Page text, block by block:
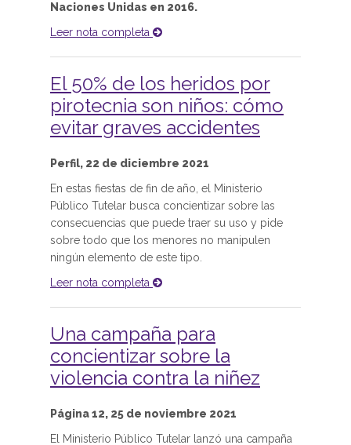
Naciones Unidas en 2016.
Leer nota completa
El 50% de los heridos por
pirotecnia son niños: cómo
evitar graves accidentes
Perfil, 22 de diciembre 2021
En estas fiestas de fin de año, el Ministerio
Público Tutelar busca concientizar sobre las
consecuencias que puede traer su uso y pide
sobre todo que los menores no manipulen
ningún elemento de este tipo.
Leer nota completa
Una campaña para
concientizar sobre la
violencia contra la niñez
Página 12, 25 de noviembre 2021
El Ministerio Público Tutelar lanzó una campaña